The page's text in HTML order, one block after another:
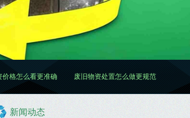
确 废旧物资处置怎么做更规范 废旧物资清理怎么
新闻动态